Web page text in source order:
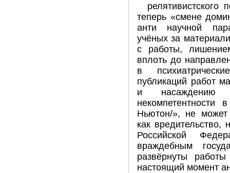
релятивистского
теперь «смене
анти научной
учёных за
с работы,
вплоть до
в
публикаций работ
и насаждению
Ньютон/», не может
как вредительство,
Российской
враждебным
развёрнуты
настоящий момент